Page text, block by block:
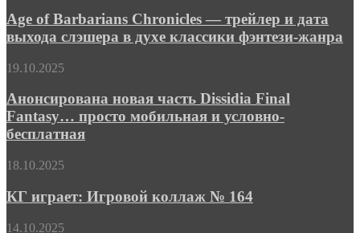
Barbarians
Chronicles
—
и
выхода
слэшера
в
классики
жанра
Age of Barbarians Chronicles — трейлер и дата
выхода слэшера в духе классики фэнтези-жанра
Анонсирована
часть
Dissidia
Final
Fantasy…
мобильная
условно-
19.10.2025
Анонсирована новая часть Dissidia Final
Fantasy… просто мобильная и условно-
бесплатная
КГ
Игровой
коллаж
№
18.10.2025
КГ играет: Игровой коллаж № 164
Рэйчел
14.10.2025